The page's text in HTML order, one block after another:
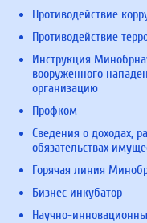
Противодействие
Противодействие
Инструкция
вооруженного
организацию
Профком
Сведения о доходах,
обязательствах
Горячая линия
Бизнес инкубатор
Научно-